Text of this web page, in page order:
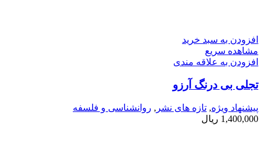
افزودن به سبد خرید
مشاهده سریع
افزودن به علاقه مندی
تجلی بی درنگ آرزو
پیشنهاد ویژه, تازه های نشر , روانشناسی و فلسفه
1,400,000 ریال